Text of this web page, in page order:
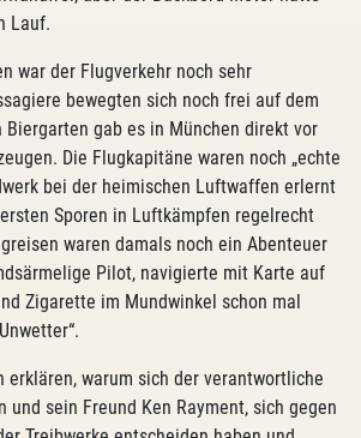
Lauf.
war der Flugverkehr noch sehr
bewegten sich noch frei auf dem
gab es in München direkt vor
Die Flugkapitäne waren noch „echte
bei der heimischen Luftwaffen erlernt
Sporen in Luftkämpfen regelrecht
waren damals noch ein Abenteuer
Pilot, navigierte mit Karte auf
Zigarette im Mundwinkel schon mal
erklären, warum sich der verantwortliche
und sein Freund Ken Rayment, sich gegen